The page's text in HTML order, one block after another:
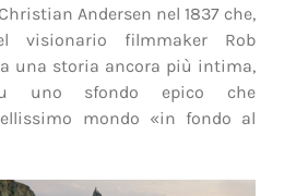
Andersen nel 1837 che,
visionario filmmaker Rob
una storia ancora più intima,
uno sfondo epico che
mondo «in fondo al